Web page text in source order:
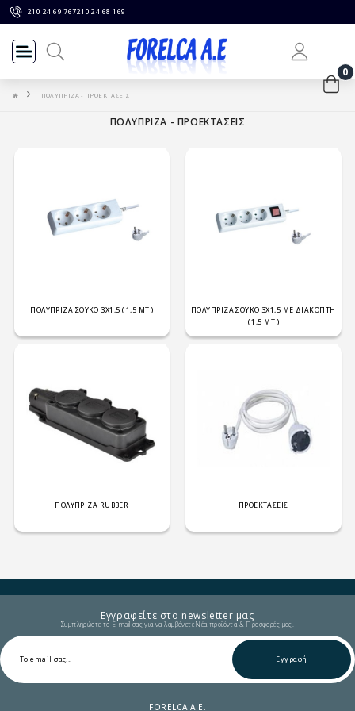
210 24 69 767210 24 68 169
0
ΠΟΛΥΠΡΙΖΑ - ΠΡΟΕΚΤΑΣΕΙΣ
ΠΟΛΥΠΡΙΖΑ ΣΟΥΚΟ 3Χ1,5 ( 1,5 ΜΤ )
ΠΟΛΥΠΡΙΖΑ ΣΟΥΚΟ 3Χ1,5 ΜΕ ΔΙΑΚΟΠΤΗ
( 1,5 ΜΤ )
ΠΟΛΥΠΡΙΖΑ RUBBER ΠΡΟΕΚΤΑΣΕΙΣ
ΠΟΛΥΠΡΙΖΑ - ΠΡΟΕΚΤΑΣΕΙΣ
Εγγραφείτε στο newsletter μας
Συμπληρώστε το E-mail σας για να λαμβάνετε Νέα προϊόντα & Προσφορές μας.
Εγγραφή
FORELCA A.E.